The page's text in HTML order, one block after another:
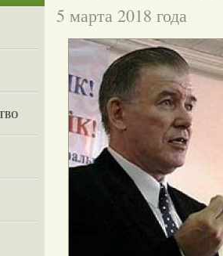
5 марта 2018 года